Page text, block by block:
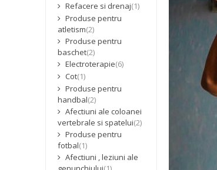
Refacere si drenaj(1)
Produse pentru
atletism(2)
Produse pentru
baschet(2)
Electroterapie(6)
Cot(1)
Produse pentru
handbal(2)
Afectiuni ale coloanei
vertebrale si spatelui(2)
Produse pentru
fotbal(1)
Afectiuni , leziuni ale